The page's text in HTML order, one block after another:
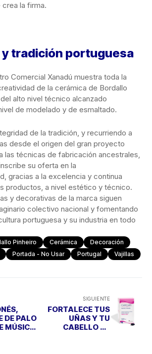
la firma.
tradición portuguesa
Comercial Xanadú muestra toda la
de la cerámica de Bordallo
alto nivel técnico alcanzado
de modelado y de esmaltado.
de la tradición, y recurriendo a
desde el origen del gran proyecto
las técnicas de fabricación ancestrales,
su oferta en la
gracias a la excelencia y continua
productos, a nivel estético y técnico.
y decorativas de la marca siguen
colectivo nacional y fomentando
portuguesa y su industria en todo
Pinheiro Cerámica
Decoración
Portada - No Usar Portugal Vajillas
DE PALO
MÚSICA
SIGUIENTE
FORTALECE TUS
UÑAS Y TU
CABELLO EN